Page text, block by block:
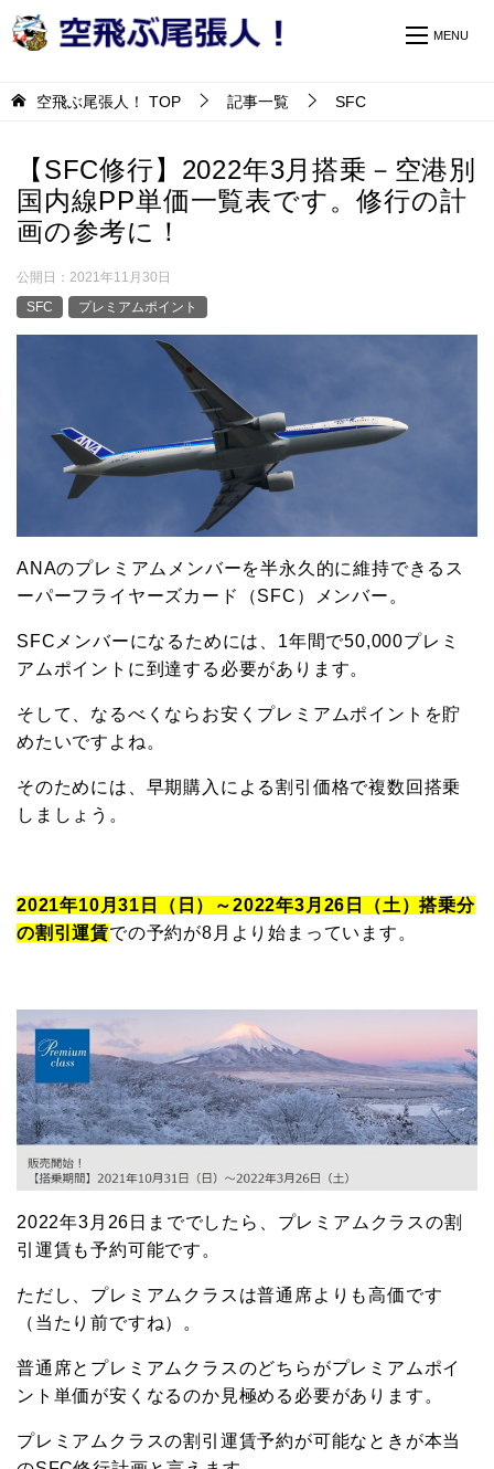
空飛ぶ尾張人！ TOP 記事一覧 SFC
【SFC修行】2022年3月搭乗－空港別
国内線PP単価一覧表です。修行の計
画の参考に！
公開日： 2021年11月30日
SFC
プレミアムポイント
ANAのプレミアムメンバーを半永久的に維持できるス
ーパーフライヤーズカード（SFC）メンバー。
SFCメンバーになるためには、1年間で50,000プレミ
アムポイントに到達する必要があります。
そして、なるべくならお安くプレミアムポイントを貯
めたいですよね。
そのためには、早期購入による割引価格で複数回搭乗
しましょう。
2021年10月31日（日）～2022年3月26日（土）搭乗分
の割引運賃での予約が8月より始まっています。
2022年3月26日まででしたら、プレミアムクラスの割
引運賃も予約可能です。
ただし、プレミアムクラスは普通席よりも高価です
（当たり前ですね）。
普通席とプレミアムクラスのどちらがプレミアムポイ
ント単価が安くなるのか見極める必要があります。
プレミアムクラスの割引運賃予約が可能なときが本当